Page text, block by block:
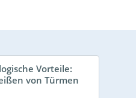
Vorteile:
von Türmen